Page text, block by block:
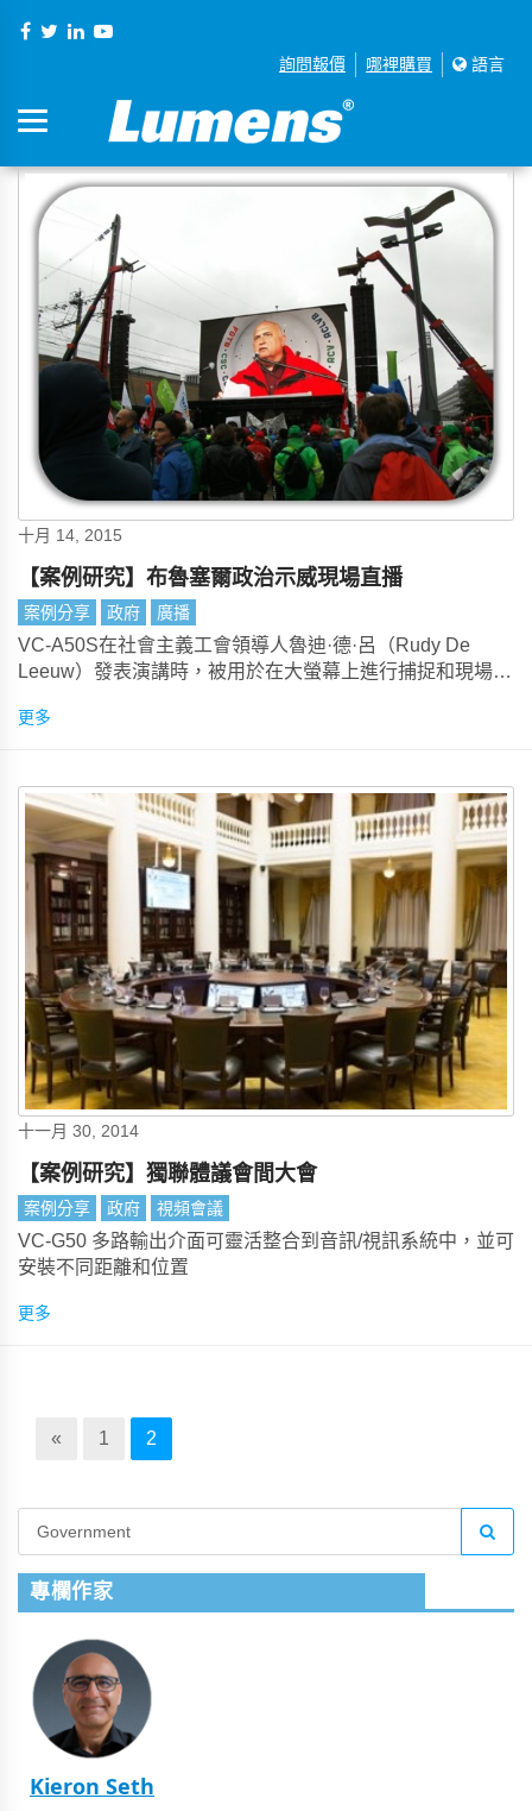
詢問報價 哪裡購買 語言
十月 14, 2015
【案例研究】布魯塞爾政治示威現場直播
案例分享 政府 廣播
VC-A50S在社會主義工會領導人魯迪·德·呂（Rudy De
Leeuw）發表演講時，被用於在大螢幕上進行捕捉和現場直
更多
十一月 30, 2014
【案例研究】獨聯體議會間大會
案例分享 政府 視頻會議
VC-G50 多路輸出介面可靈活整合到音訊/視訊系統中，並可
安裝不同距離和位置
更多
« 1 2
專欄作家
Kieron Seth